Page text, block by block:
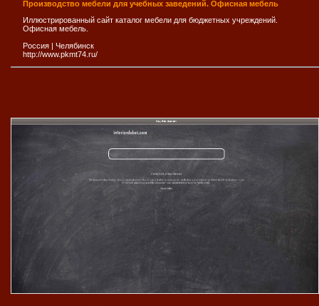
Производство мебели для учебных заведений. Офисная мебель
Иллюстрированный сайт каталог мебели для бюджетных учреждений.
Офисная мебель.
Россия
Челябинск
http://www.pkmt74.ru/